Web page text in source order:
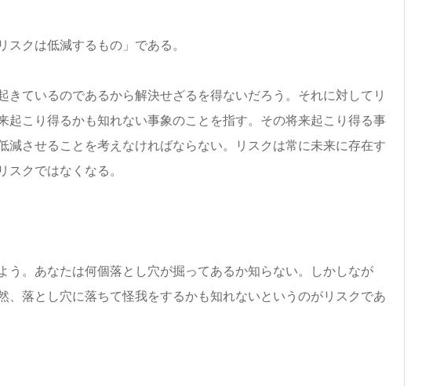
クは低減するもの」である。
ているのであるから解決せざるを得ないだろう。それに対してリ
起こり得るかも知れない事象のことを指す。その将来起こり得る事
させることを考えなければならない。リスクは常に未来に存在す
スクではなくなる。
う。あなたは何個落とし穴が掘ってあるか知らない。しかしなが
、落とし穴に落ちて怪我をするかも知れないというのがリスクであ